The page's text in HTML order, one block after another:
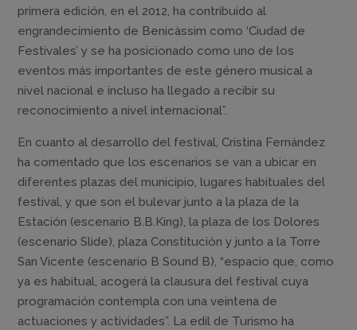
primera edición, en el 2012, ha contribuido al
engrandecimiento de Benicàssim como ‘Ciudad de
Festivales’ y se ha posicionado como uno de los
eventos más importantes de este género musical a
nivel nacional e incluso ha llegado a recibir su
reconocimiento a nivel internacional”.
En cuanto al desarrollo del festival, Cristina Fernández
ha comentado que los escenarios se van a ubicar en
diferentes plazas del municipio, lugares habituales del
festival, y que son el bulevar junto a la plaza de la
Estación (escenario B.B.King), la plaza de los Dolores
(escenario Slide), plaza Constitución y junto a la Torre
San Vicente (escenario B Sound B), “espacio que, como
ya es habitual, acogerá la clausura del festival cuya
programación contempla con una veintena de
actuaciones y actividades”. La edil de Turismo ha